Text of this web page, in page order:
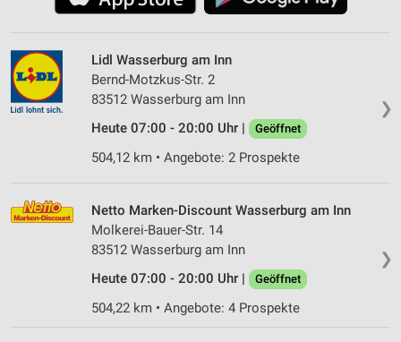
❯
Lidl Wasserburg am Inn
Bernd-Motzkus-Str. 2
83512 Wasserburg am Inn
Heute 07:00 - 20:00 Uhr |
Geöffnet
504,12 km • Angebote: 2 Prospekte
❯
Netto Marken-Discount Wasserburg am Inn
Molkerei-Bauer-Str. 14
83512 Wasserburg am Inn
Heute 07:00 - 20:00 Uhr |
Geöffnet
504,22 km • Angebote: 4 Prospekte